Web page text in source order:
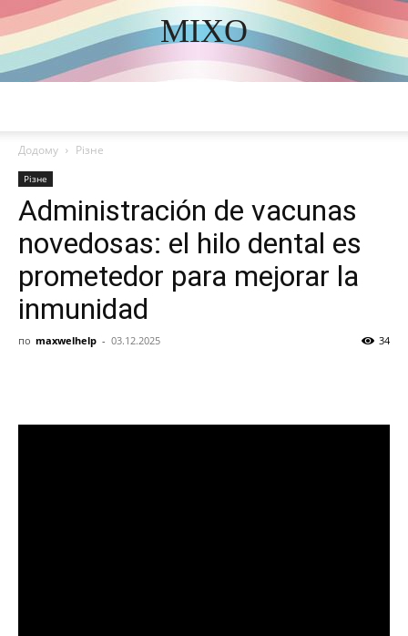
MIXO
DISCOVER THE ART OF PUBLISHING
Додому Різне
Різне
Administración de vacunas
novedosas: el hilo dental es
prometedor para mejorar la
inmunidad
по maxwelhelp - 03.12.2025 34